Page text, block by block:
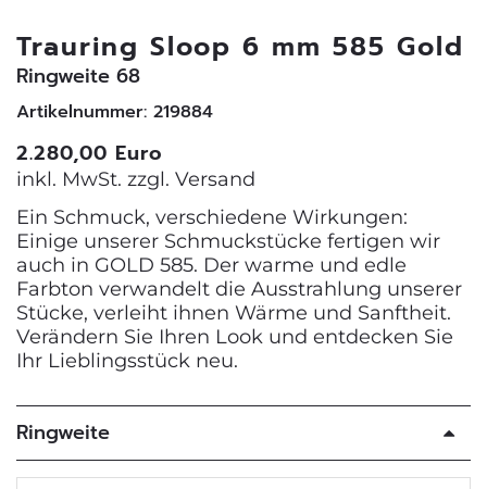
Trauring Sloop 6 mm 585 Gold
Ringweite 68
Artikelnummer: 219884
2.280,00 Euro
inkl. MwSt. zzgl. Versand
Ein Schmuck, verschiedene Wirkungen:
Einige unserer Schmuckstücke fertigen wir
auch in GOLD 585. Der warme und edle
Farbton verwandelt die Ausstrahlung unserer
Stücke, verleiht ihnen Wärme und Sanftheit.
Verändern Sie Ihren Look und entdecken Sie
Ihr Lieblingsstück neu.
Ringweite